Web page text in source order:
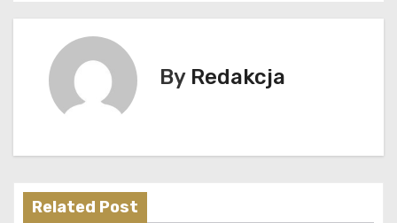
w
c
By Redakcja
Related Post